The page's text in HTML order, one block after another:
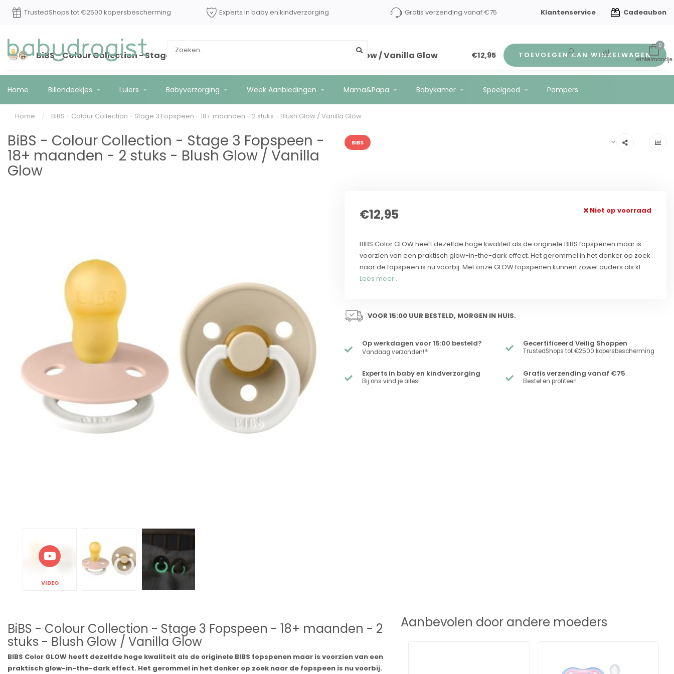
TrustedShops tot €2500 kopersbescherming Experts in baby en kindverzorging Gratis verzending vanaf €75 Klantenservice Cadeaubon
0
Home Billendoekjes Luiers Babyverzorging Week Aanbiedingen Mama&Papa Babykamer Speelgoed Pampers
Home / BiBS - Colour Collection - Stage 3 Fopspeen - 18+ maanden - 2 stuks - Blush Glow / Vanilla Glow
BiBS - Colour Collection - Stage 3 Fopspeen - 18+ maanden - 2 stuks - Blush Glow / Vanilla Glow €12,95 TOEVOEGEN AAN WINKELWAGEN
BiBS - Colour Collection - Stage 3 Fopspeen -
18+ maanden - 2 stuks - Blush Glow / Vanilla
Glow
BIBS
VIDEO
€12,95 Niet op voorraad
BIBS Color GLOW heeft dezelfde hoge kwaliteit als de originele BIBS fopspenen maar is
voorzien van een praktisch glow-in-the-dark effect. Het gerommel in het donker op zoek
naar de fopspeen is nu voorbij. Met onze GLOW fopspenen kunnen zowel ouders als kl
Lees meer..
VOOR 15:00 UUR BESTELD, MORGEN IN HUIS.
Op werkdagen voor 15:00 besteld?
Vandaag verzonden!*
Gecertificeerd Veilig Shoppen
TrustedShops tot €2500 kopersbescherming
Experts in baby en kindverzorging
Bij ons vind je alles!
Gratis verzending vanaf €75
Bestel en profiteer!
BiBS - Colour Collection - Stage 3 Fopspeen - 18+ maanden - 2
stuks - Blush Glow / Vanilla Glow
BIBS Color GLOW heeft dezelfde hoge kwaliteit als de originele BIBS fopspenen maar is voorzien van een
praktisch glow-in-the-dark effect. Het gerommel in het donker op zoek naar de fopspeen is nu voorbij.
Aanbevolen door andere moeders